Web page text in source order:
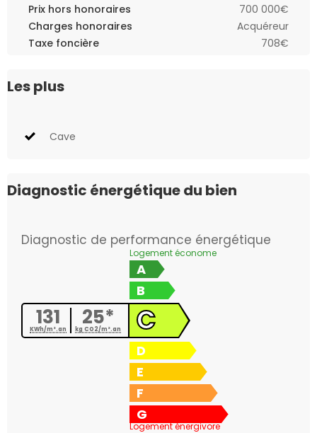
Prix hors honoraires
700 000€
Charges honoraires
Acquéreur
Taxe foncière
708€
Les plus
Cave
Diagnostic énergétique du bien
Diagnostic de performance énergétique
131
KWh/m².an 25*
kg CO2/m².an
Logement économe
A
B
C
D
E
F
G
Logement énergivore